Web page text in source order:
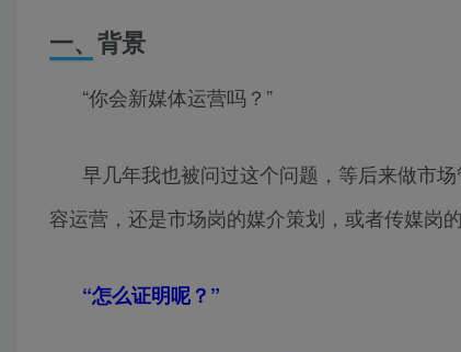
一、背景
“你会新媒体运营吗？”
早几年我也被问过这个问题，等后来做市
容运营，还是市场岗的媒介策划，或者传媒岗
“怎么证明呢？”